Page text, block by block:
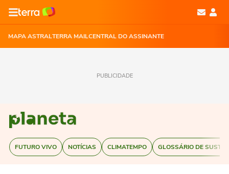
MAPA ASTRALTERRA MAILCENTRAL DO ASSINANTE
PUBLICIDADE
FUTURO VIVO NOTÍCIAS CLIMATEMPO GLOSSÁRIO DE